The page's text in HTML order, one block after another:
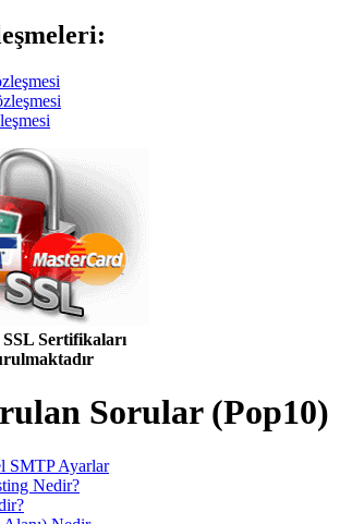
Sertifikaları
Sorular (Pop10)
SMTP Ayarlar
Nedir?